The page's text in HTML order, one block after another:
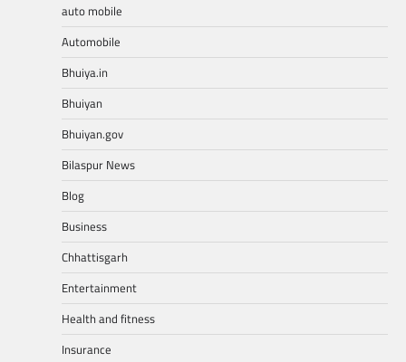
auto mobile
Automobile
Bhuiya.in
Bhuiyan
Bhuiyan.gov
Bilaspur News
Blog
Business
Chhattisgarh
Entertainment
Health and fitness
Insurance